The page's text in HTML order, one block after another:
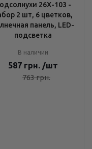
26X-103 -
2 шт, 6 цветков,
панель, LED-
подсветка
В наличии
587 грн. /шт
763грн.